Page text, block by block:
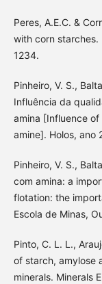
Peres, A.E.C. &
with corn starches.
1234.
Pinheiro, V. S.,
Influência da
amina [Influence
amine]. Holos, ano
Pinheiro, V. S.,
com amina: a
flotation: the
Escola de Minas,
Pinto, C. L. L.,
of starch, amylose
minerals. Minerals